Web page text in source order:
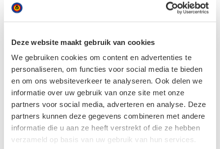
Deze website maakt gebruik van cookies
We gebruiken cookies om content en advertenties te
personaliseren, om functies voor social media te bieden
en om ons websiteverkeer te analyseren. Ook delen we
informatie over uw gebruik van onze site met onze
partners voor social media, adverteren en analyse. Deze
partners kunnen deze gegevens combineren met andere
informatie die u aan ze heeft verstrekt of die ze hebben
verzameld op basis van uw gebruik van hun services.
Onze missies
Wij zetten ons elke dag in voor jouw
veiligheid, zowel in het buitenland als in
België.
Ontdek meer